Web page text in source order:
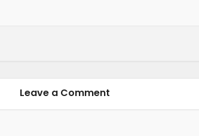
Leave a Comment